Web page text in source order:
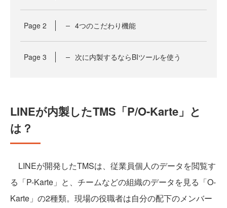
Page 2 4つのこだわり機能
Page 3 次に内製するならBIツールを使う
LINEが内製したTMS「P/O-Karte」と
は？
LINEが開発したTMSは、従業員個人のデータを閲覧す
る「P-Karte」と、チームなどの組織のデータを見る「O-
Karte」の2種類。現場の役職者は自分の配下のメンバー